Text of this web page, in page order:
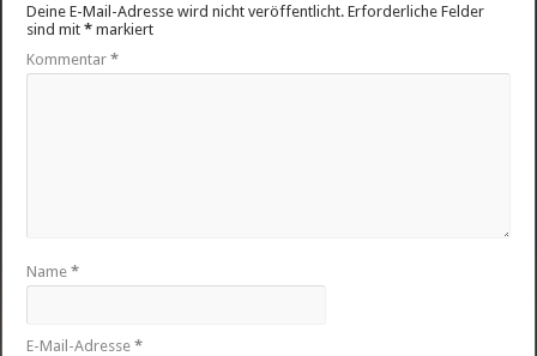
Deine E-Mail-Adresse wird nicht veröffentlicht. Erforderliche Felder
sind mit* markiert
Kommentar*
Name*
E-Mail-Adresse*